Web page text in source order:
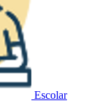
Escolar